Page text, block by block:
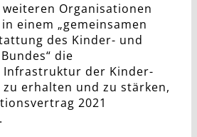
Organisationen
einem „gemeinsamen
des Kinder- und
die
Infrastruktur der Kinder-
zu erhalten und zu stärken,
2021